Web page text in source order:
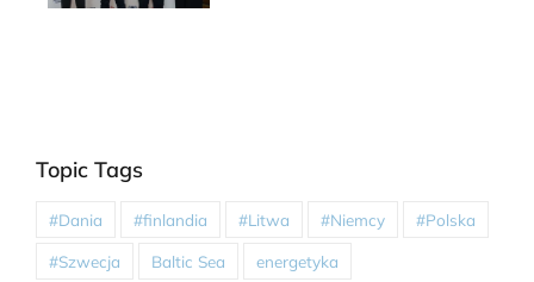
Topic Tags
#Dania #finlandia #Litwa #Niemcy #Polska
#Szwecja Baltic Sea energetyka